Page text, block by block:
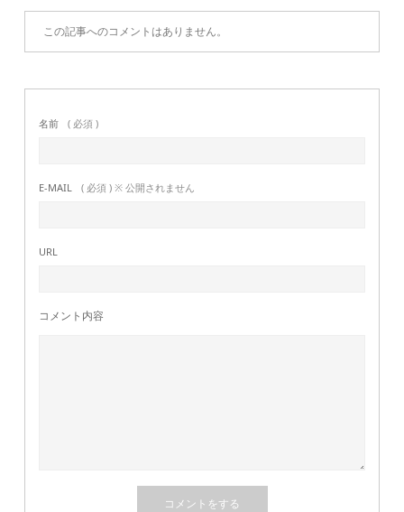
この記事へのコメントはありません。
名前 ( 必須 )
E-MAIL ( 必須 ) ※ 公開されません
URL
コメント内容